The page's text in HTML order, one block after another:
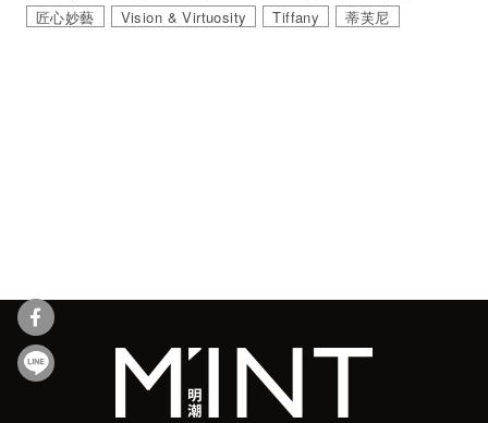
匠心妙藝
Vision & Virtuosity Tiffany 蒂芙尼